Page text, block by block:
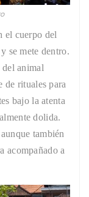
el cuerpo del
se mete dentro.
del animal
de rituales para
bajo la atenta
dolida.
también
acompañado a